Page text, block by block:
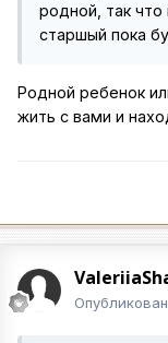
родной, так что
старшый пока
Родной ребенок
жить с вами и